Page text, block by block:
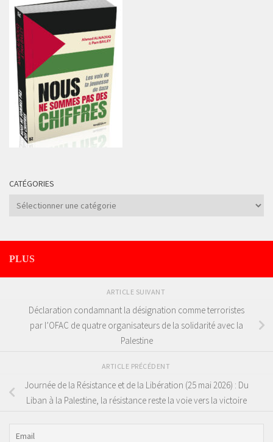
CATÉGORIES
Catégories
PLUS
ARTICLE SUIVANT
Déclaration condamnant la désignation comme terroristes
par l’OFAC de quatre organisateurs de la solidarité avec la
Palestine
ARTICLE PRÉCÉDENT
Journée de la Résistance et de la Libération (25 mai 2026) : Du
Liban à la Palestine, la résistance reste la voie vers la victoire